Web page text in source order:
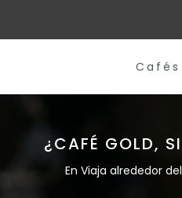
Cafés
¿CAFÉ GOLD,
En Viaja alrededor